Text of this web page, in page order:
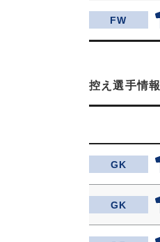
FW
控え選手情報
GK
GK